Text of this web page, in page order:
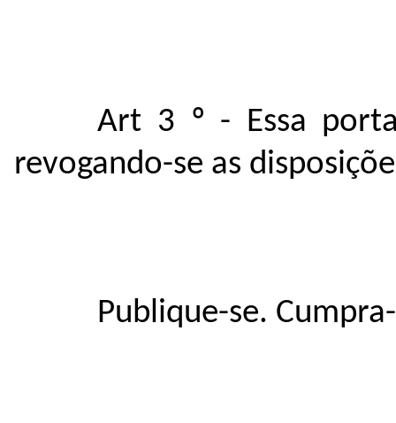
Art 3 º - Essa
revogando-se as
Publique-se.